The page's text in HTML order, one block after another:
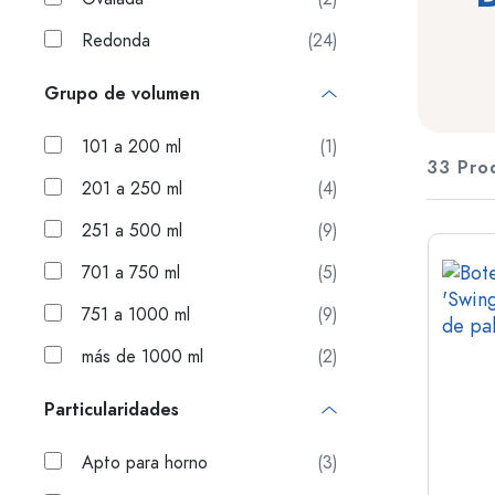
Descuento
Novedades
Guía
Botellas de vidrio 200 ml
Botes cuentagotas
Botellas según el uso
Vinagreras y aceiteras
Botellas de cerveza
Botellas de agua
Frascos de medicamentos
Botellas de leche
Redonda
(24)
Grupo de volumen
101 a 200 ml
(1)
201 a 250 ml
(4)
251 a 500 ml
(9)
701 a 750 ml
(5)
751 a 1000 ml
(9)
más de 1000 ml
(2)
Particularidades
Apto para horno
(3)
33